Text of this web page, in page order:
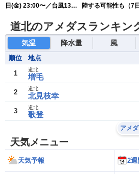
日(金) 23:00〜／台風13号
ュースLiVE・川畑玲〉
陸する可能性も（7
道北のアメダスランキン
気温 降水量 風
順位 地点
1 増毛
道北
2 北見枝幸
道北
3 歌登
道北
アメ
天気メニュー
天気予報 2週